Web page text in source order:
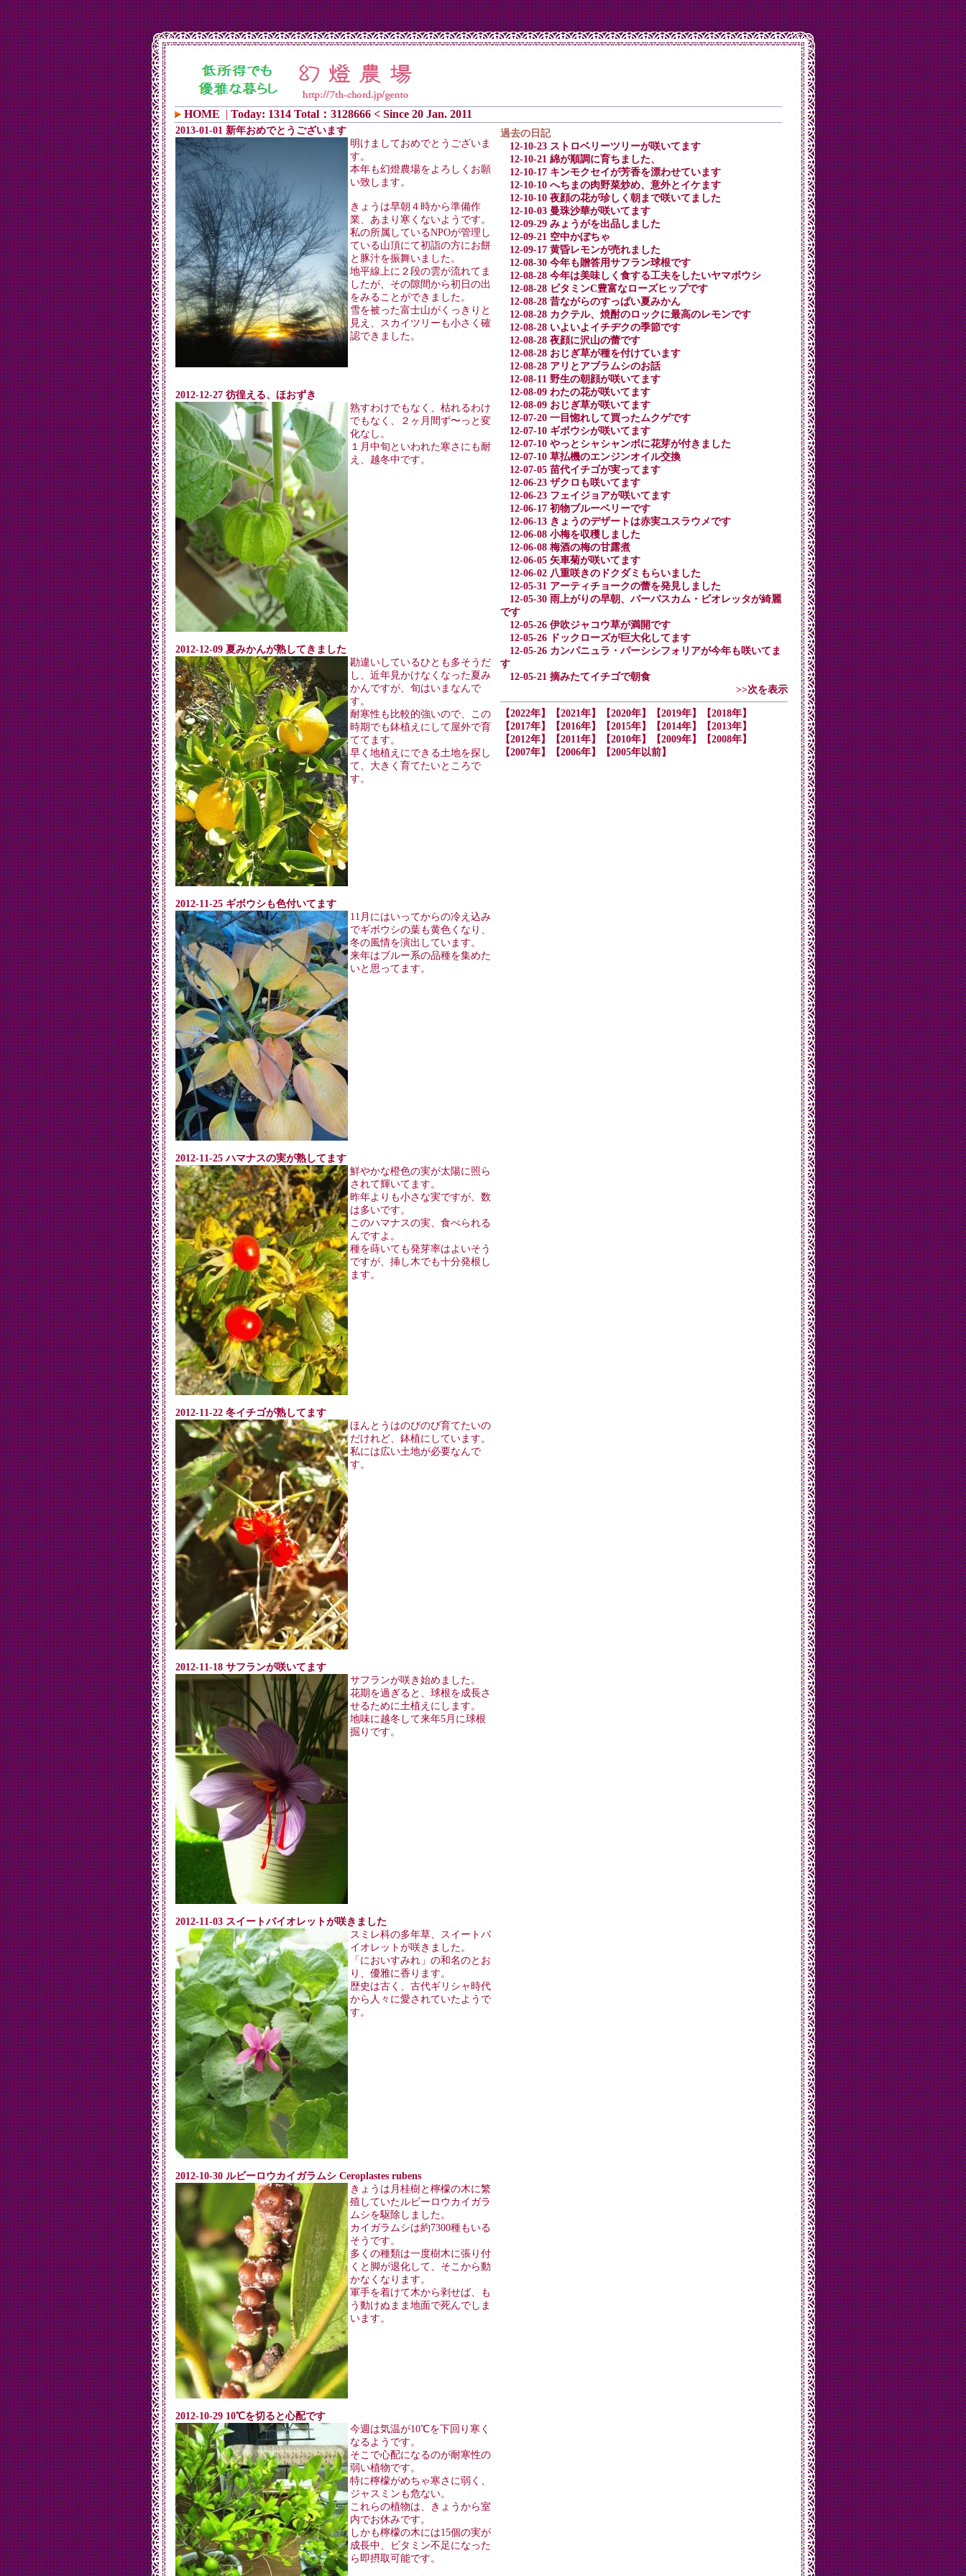
HOME | Today: 1314 Total：3128666 < Since 20 Jan. 2011
2013-01-01 新年おめでとうございます
明けましておめでとうございま
す。
本年も幻燈農場をよろしくお願
い致します。
きょうは早朝４時から準備作
業、あまり寒くないようです。
私の所属しているNPOが管理し
ている山頂にて初詣の方にお餅
と豚汁を振舞いました。
地平線上に２段の雲が流れてま
したが、その隙間から初日の出
をみることができました。
雪を被った富士山がくっきりと
見え、スカイツリーも小さく確
認できました。
2012-12-27 彷徨える、ほおずき
熟すわけでもなく、枯れるわけ
でもなく、２ヶ月間ず〜っと変
化なし。
１月中旬といわれた寒さにも耐
え、越冬中です。
2012-12-09 夏みかんが熟してきました
勘違いしているひとも多そうだ
し、近年見かけなくなった夏み
かんですが、旬はいまなんで
す。
耐寒性も比較的強いので、この
時期でも鉢植えにして屋外で育
ててます。
早く地植えにできる土地を探し
て、大きく育てたいところで
す。
2012-11-25 ギボウシも色付いてます
11月にはいってからの冷え込み
でギボウシの葉も黄色くなり、
冬の風情を演出しています。
来年はブルー系の品種を集めた
いと思ってます。
2012-11-25 ハマナスの実が熟してます
鮮やかな橙色の実が太陽に照ら
されて輝いてます。
昨年よりも小さな実ですが、数
は多いです。
このハマナスの実、食べられる
んですよ。
種を蒔いても発芽率はよいそう
ですが、挿し木でも十分発根し
ます。
2012-11-22 冬イチゴが熟してます
ほんとうはのびのび育てたいの
だけれど、鉢植にしています。
私には広い土地が必要なんで
す。
2012-11-18 サフランが咲いてます
サフランが咲き始めました。
花期を過ぎると、球根を成長さ
せるために土植えにします。
地味に越冬して来年5月に球根
掘りです。
2012-11-03 スイートバイオレットが咲きました
スミレ科の多年草、スイートバ
イオレットが咲きました。
「においすみれ」の和名のとお
り、優雅に香ります。
歴史は古く、古代ギリシャ時代
から人々に愛されていたようで
す。
2012-10-30 ルビーロウカイガラムシ Ceroplastes rubens
きょうは月桂樹と檸檬の木に繁
殖していたルビーロウカイガラ
ムシを駆除しました。
カイガラムシは約7300種もいる
そうです。
多くの種類は一度樹木に張り付
くと脚が退化して、そこから動
かなくなります。
軍手を着けて木から剥せば、も
う動けぬまま地面で死んでしま
います。
2012-10-29 10℃を切ると心配です
今週は気温が10℃を下回り寒く
なるようです。
そこで心配になるのが耐寒性の
弱い植物です。
特に檸檬がめちゃ寒さに弱く、
ジャスミンも危ない。
これらの植物は、きょうから室
内でお休みです。
しかも檸檬の木には15個の実が
成長中、ビタミン不足になった
ら即摂取可能です。
過去の日記
12-10-23 ストロベリーツリーが咲いてます
12-10-21 綿が順調に育ちました、
12-10-17 キンモクセイが芳香を漂わせています
12-10-10 へちまの肉野菜炒め、意外とイケます
12-10-10 夜顔の花が珍しく朝まで咲いてました
12-10-03 曼珠沙華が咲いてます
12-09-29 みょうがを出品しました
12-09-21 空中かぼちゃ
12-09-17 黄昏レモンが売れました
12-08-30 今年も贈答用サフラン球根です
12-08-28 今年は美味しく食する工夫をしたいヤマボウシ
12-08-28 ビタミンC豊富なローズヒップです
12-08-28 昔ながらのすっぱい夏みかん
12-08-28 カクテル、焼酎のロックに最高のレモンです
12-08-28 いよいよイチヂクの季節です
12-08-28 夜顔に沢山の蕾です
12-08-28 おじぎ草が種を付けています
12-08-28 アリとアブラムシのお話
12-08-11 野生の朝顔が咲いてます
12-08-09 わたの花が咲いてます
12-08-09 おじぎ草が咲いてます
12-07-20 一目惚れして買ったムクゲです
12-07-10 ギボウシが咲いてます
12-07-10 やっとシャシャンボに花芽が付きました
12-07-10 草払機のエンジンオイル交換
12-07-05 苗代イチゴが実ってます
12-06-23 ザクロも咲いてます
12-06-23 フェイジョアが咲いてます
12-06-17 初物ブルーベリーです
12-06-13 きょうのデザートは赤実ユスラウメです
12-06-08 小梅を収穫しました
12-06-08 梅酒の梅の甘露煮
12-06-05 矢車菊が咲いてます
12-06-02 八重咲きのドクダミもらいました
12-05-31 アーティチョークの蕾を発見しました
12-05-30 雨上がりの早朝、バーバスカム・ビオレッタが綺麗
です
12-05-26 伊吹ジャコウ草が満開です
12-05-26 ドックローズが巨大化してます
12-05-26 カンパニュラ・パーシシフォリアが今年も咲いてま
す
12-05-21 摘みたてイチゴで朝食
>>次を表示
【2022年】 【2021年】 【2020年】 【2019年】
【2018年】
【2017年】
【2016年】 【2015年】 【2014年】
【2013年】
【2012年】
【2011年】 【2010年】 【2009年】
【2008年】
【2007年】
【2006年】 【2005年以前】